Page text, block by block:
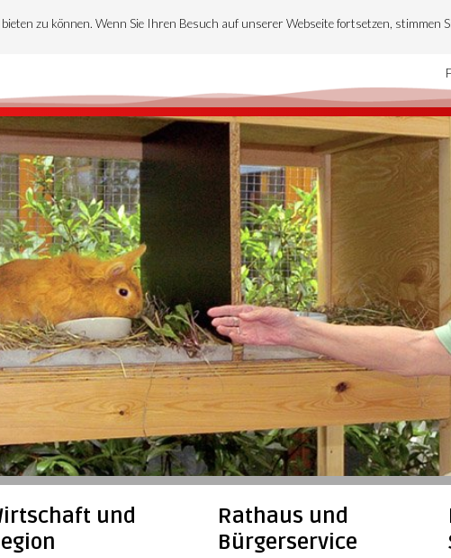
zu können. Wenn Sie Ihren Besuch auf unserer Webseite fortsetzen, stimmen
und Rathaus und
Bürgerservice